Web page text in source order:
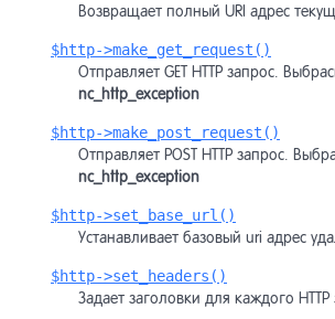
Возвращает полный URI адрес
$http->make_get_request()
Отправляет GET HTTP запрос.
nc_http_exception
$http->make_post_request()
Отправляет POST HTTP запрос.
nc_http_exception
$http->set_base_url()
Устанавливает базовый uri адрес
$http->set_headers()
Задает заголовки для каждого HTTP